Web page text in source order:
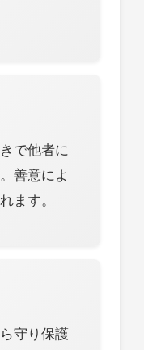
で他者に
善意によ
ます。
守り保護